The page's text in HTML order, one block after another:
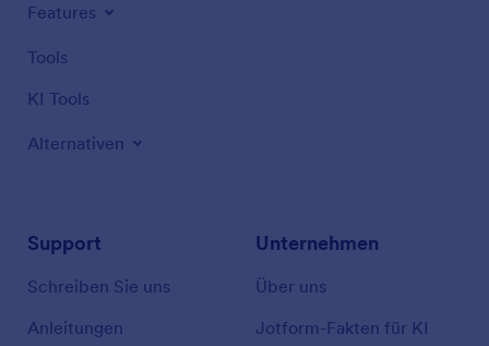
Features
Tools
KI Tools
Alternativen
Support
Schreiben Sie uns
Anleitungen
Unternehmen
Über uns
Jotform-Fakten für KI